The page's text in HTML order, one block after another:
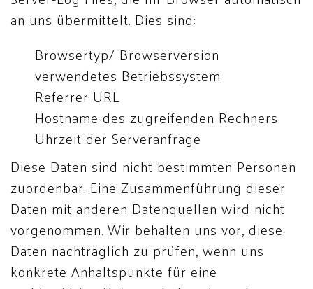
an uns übermittelt. Dies sind:
Browsertyp/ Browserversion
verwendetes Betriebssystem
Referrer URL
Hostname des zugreifenden Rechners
Uhrzeit der Serveranfrage
Diese Daten sind nicht bestimmten Personen
zuordenbar. Eine Zusammenführung dieser
Daten mit anderen Datenquellen wird nicht
vorgenommen. Wir behalten uns vor, diese
Daten nachträglich zu prüfen, wenn uns
konkrete Anhaltspunkte für eine